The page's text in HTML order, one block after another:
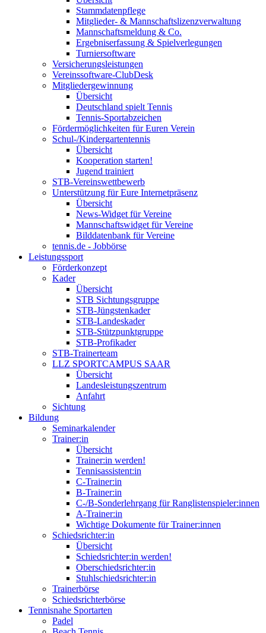
Stammdatenpflege
Mitglieder- & Mannschaftslizenzverwaltung
Mannschaftsmeldung & Co.
Ergebniserfassung & Spielverlegungen
Turniersoftware
Versicherungsleistungen
Vereinssoftware-ClubDesk
Mitgliedergewinnung
Übersicht
Deutschland spielt Tennis
Tennis-Sportabzeichen
Fördermöglichkeiten für Euren Verein
Schul-/Kindergartentennis
Übersicht
Kooperation starten!
Jugend trainiert
STB-Vereinswettbewerb
Unterstützung für Eure Internetpräsenz
Übersicht
News-Widget für Vereine
Mannschaftswidget für Vereine
Bilddatenbank für Vereine
tennis.de - Jobbörse
Leistungssport
Förderkonzept
Kader
Übersicht
STB Sichtungsgruppe
STB-Jüngstenkader
STB-Landeskader
STB-Stützpunktgruppe
STB-Profikader
STB-Trainerteam
LLZ SPORTCAMPUS SAAR
Übersicht
Landesleistungszentrum
Anfahrt
Sichtung
Bildung
Seminarkalender
Trainer:in
Übersicht
Trainer:in werden!
Tennisassistent:in
C-Trainer:in
B-Trainer:in
C-/B-Sonderlehrgang für Ranglistenspieler:innen
A-Trainer:in
Wichtige Dokumente für Trainer:innen
Schiedsrichter:in
Übersicht
Schiedsrichter:in werden!
Oberschiedsrichter:in
Stuhlschiedsrichter:in
Trainerbörse
Schiedsrichterbörse
Tennisnahe Sportarten
Padel